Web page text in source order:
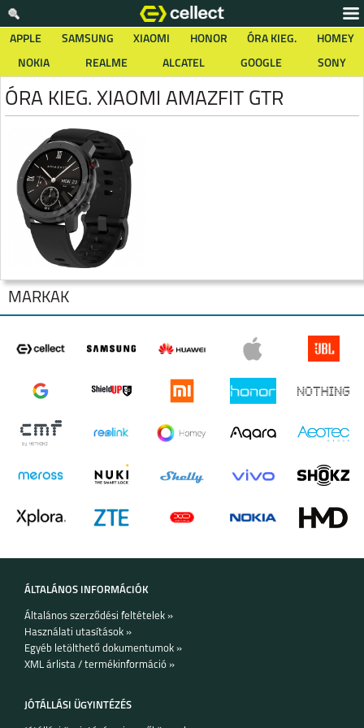
APPLE SAMSUNG XIAOMI HONOR ÓRA KIEG.
HOMEY
NOKIA
REALME ALCATEL GOOGLE SONY
ÓRA KIEG. XIAOMI AMAZFIT GTR
SAMSUNG GALAXY
WATCH ULTRA2
SAMSUNG GALAXY
WATCH9
MÁRKÁK
ÁLTALÁNOS INFORMÁCIÓK
Általános szerződési feltételek »
Használati utasítások »
Egyéb letölthető dokumentumok »
XML árlista / termékinformáció »
JÓTÁLLÁSI ÜGYINTÉZÉS